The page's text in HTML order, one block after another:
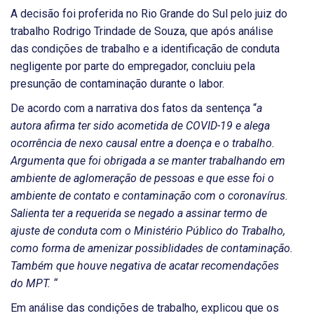
A decisão foi proferida no Rio Grande do Sul pelo juiz do
trabalho Rodrigo Trindade de Souza, que após análise
das condições de trabalho e a identificação de conduta
negligente por parte do empregador, concluiu pela
presunção de contaminação durante o labor.
De acordo com a narrativa dos fatos da sentença “a
autora afirma ter sido acometida de COVID-19 e alega
ocorrência de nexo causal entre a doença e o trabalho.
Argumenta que foi obrigada a se manter trabalhando em
ambiente de aglomeração de pessoas e que esse foi o
ambiente de contato e contaminação com o coronavírus.
Salienta ter a requerida se negado a assinar termo de
ajuste de conduta com o Ministério Público do Trabalho,
como forma de amenizar possiblidades de contaminação.
Também que houve negativa de acatar recomendações
do MPT. “
Em análise das condições de trabalho, explicou que os